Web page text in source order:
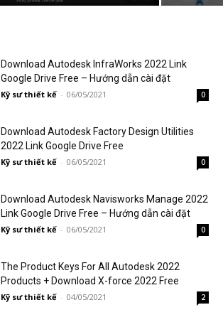
Download Autodesk InfraWorks 2022 Link
Google Drive Free – Hướng dẫn cài đặt
Kỹ sư thiết kế - 06/05/2021 0
Download Autodesk Factory Design Utilities
2022 Link Google Drive Free
Kỹ sư thiết kế - 06/05/2021 0
Download Autodesk Navisworks Manage 2022
Link Google Drive Free – Hướng dẫn cài đặt
Kỹ sư thiết kế - 06/05/2021 0
The Product Keys For All Autodesk 2022
Products + Download X-force 2022 Free
Kỹ sư thiết kế - 04/05/2021 2